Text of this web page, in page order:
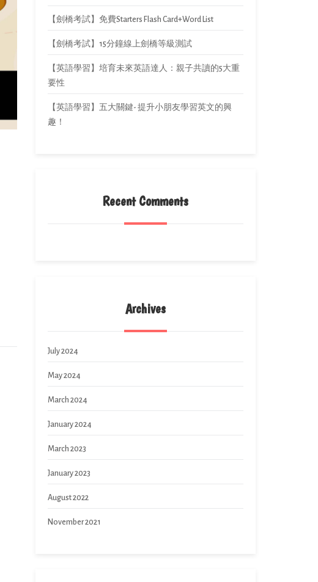
【劍橋考試】免費Starters Flash Card+Word List
【劍橋考試】15分鐘線上劍橋等級測試
【英語學習】培育未來英語達人：親子共讀的5大重
要性
【英語學習】五大關鍵- 提升小朋友學習英文的興
趣！
Recent Comments
Archives
July 2024
May 2024
March 2024
January 2024
March 2023
January 2023
August 2022
November 2021